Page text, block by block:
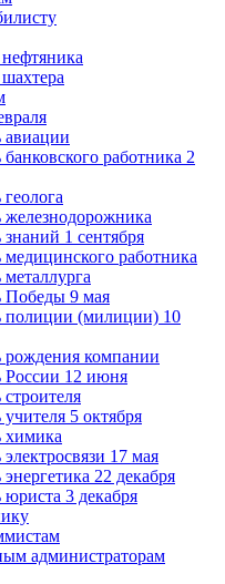
работника 2
1 сентября
работника
Победы 9 мая
полиции (милиции) 10
компании
России 12 июня
5 октября
химика
17 мая
22 декабря
3 декабря
администраторам